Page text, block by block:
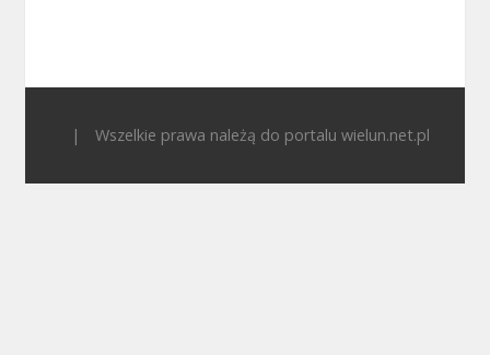
| Wszelkie prawa należą do portalu wielun.net.pl